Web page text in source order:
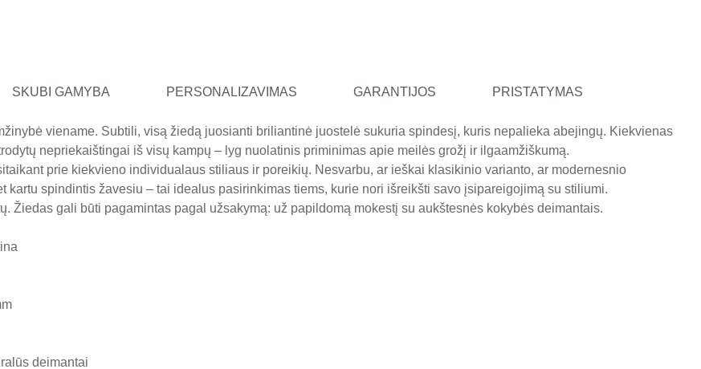
SKUBI GAMYBA PERSONALIZAVIMAS GARANTIJOS PRISTATYMAS
viename. Subtili, visą žiedą juosianti briliantinė juostelė sukuria spindesį, kuris nepalieka abejingų. Kiekvienas
nepriekaištingai iš visų kampų – lyg nuolatinis priminimas apie meilės grožį ir ilgaamžiškumą.
prie kiekvieno individualaus stiliaus ir poreikių. Nesvarbu, ar ieškai klasikinio varianto, ar modernesnio
spindintis žavesiu – tai idealus pasirinkimas tiems, kurie nori išreikšti savo įsipareigojimą su stiliumi.
Žiedas gali būti pagamintas pagal užsakymą: už papildomą mokestį su aukštesnės kokybės deimantais.
deimantai